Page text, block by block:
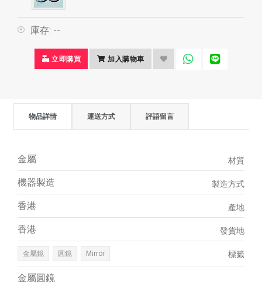
庫存: --
立即購買 加入購物車
物品詳情 運送方式 評語留言
材質
金屬
製造方式
機器製造
產地
香港
發貨地
香港
標籤
金屬鏡 圓鏡 Mirror
金屬圓鏡